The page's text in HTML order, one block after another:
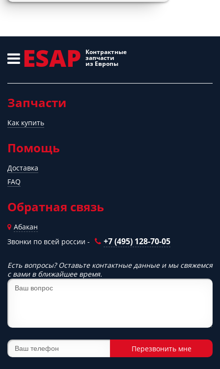
ESAP Контрактные
запчасти
из Европы
Запчасти
Как купить
Помощь
Доставка
FAQ
Обратная связь
Абакан
Звонки по всей россии -
+7 (495) 128-70-05
Есть вопросы? Оставьте контактные данные и мы свяжемся
с вами в ближайшее время.
Перезвонить мне